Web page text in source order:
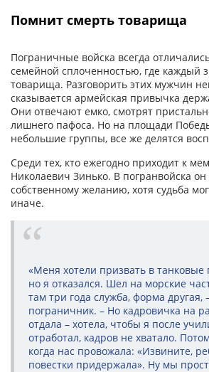
Помнит смерть товарища
Пограничные войска всегда
семейной сплоченностью, где каждый
товарища. Разговорить этих мужчин
сказывается армейская привычка
Они отвечают емко, смотрят
лишнего пафоса. Но на площади
небольшие группы, все же делятся
Среди тех, кто ежегодно приходит к
Николаевич Зинько. В погранвойска
собственному желанию, хотя судьба
иначе.
«Меня хотели призвать в танковые
но я отказался. Шел на морские
там три года служба, форма другая,
пограничник. – Но кадровичка на
отдала – хотела, чтобы я после
отработал, кадров не хватало.
когда нас провожала: «Извините,
повестки придержала». Ну мы